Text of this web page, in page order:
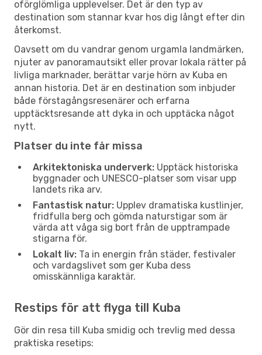
oförglömliga upplevelser. Det är den typ av
destination som stannar kvar hos dig långt efter din
återkomst.
Oavsett om du vandrar genom urgamla landmärken,
njuter av panoramautsikt eller provar lokala rätter på
livliga marknader, berättar varje hörn av Kuba en
annan historia. Det är en destination som inbjuder
både förstagångsresenärer och erfarna
upptäcktsresande att dyka in och upptäcka något
nytt.
Platser du inte får missa
Arkitektoniska underverk: Upptäck historiska
byggnader och UNESCO-platser som visar upp
landets rika arv.
Fantastisk natur: Upplev dramatiska kustlinjer,
fridfulla berg och gömda naturstigar som är
värda att våga sig bort från de upptrampade
stigarna för.
Lokalt liv: Ta in energin från städer, festivaler
och vardagslivet som ger Kuba dess
omisskännliga karaktär.
Restips för att flyga till Kuba
Gör din resa till Kuba smidig och trevlig med dessa
praktiska resetips: